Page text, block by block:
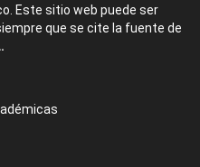
Este sitio web puede ser
que se cite la fuente de